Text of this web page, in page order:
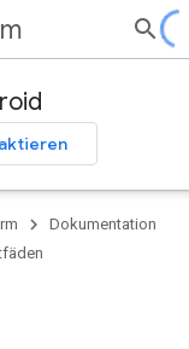
Dokumentation